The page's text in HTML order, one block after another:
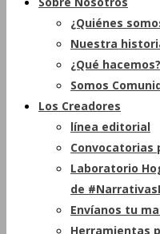
¿Quiénes
Nuestra
¿Qué hacemos?
Somos
Los Creadores
línea editorial
Convocatorias
Laboratorio
de
Envíanos tu
Herramientas